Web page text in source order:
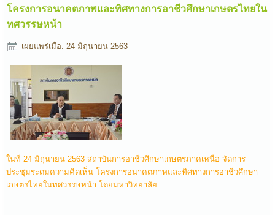
โครงการอนาคตภาพและทิศทางการอาชีวศึกษาเกษตรไทยใน
ทศวรรษหน้า
เผยแพร่เมื่อ: 24 มิถุนายน 2563
ในที่ 24 มิถุนายน 2563 สถาบันการอาชีวศึกษาเกษตรภาคเหนือ จัดการ
ประชุมระดมความคิดเห็น โครงการอนาคตภาพและทิศทางการอาชีวศึกษา
เกษตรไทยในทศวรรษหน้า โดยมหาวิทยาลัย...